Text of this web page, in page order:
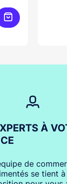
Ajouter au panier
À
de
se tient